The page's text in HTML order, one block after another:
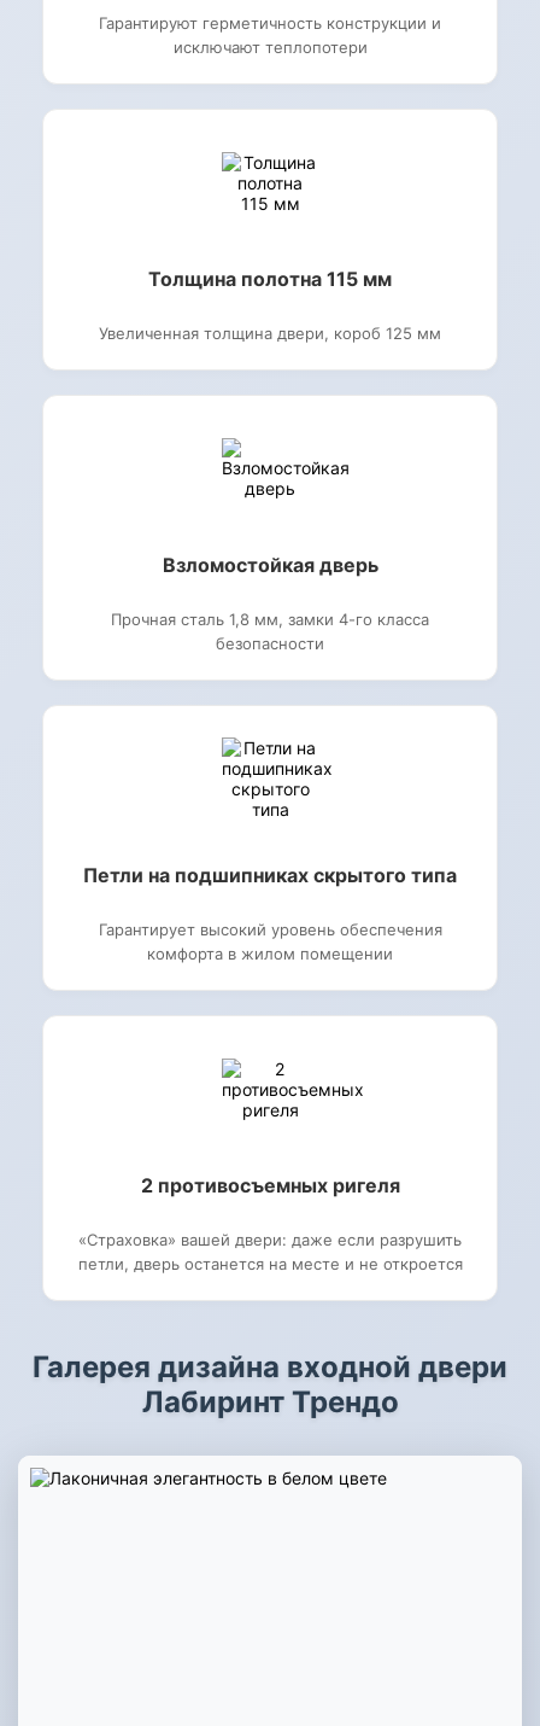
Гарантируют герметичность конструкции и
исключают теплопотери
Толщина полотна 115 мм
Увеличенная толщина двери, короб 125 мм
Взломостойкая дверь
Прочная сталь 1,8 мм, замки 4-го класса
безопасности
Петли на подшипниках скрытого типа
Гарантирует высокий уровень обеспечения
комфорта в жилом помещении
2 противосъемных ригеля
«Страховка» вашей двери: даже если разрушить
петли, дверь останется на месте и не откроется
Галерея дизайна входной двери
Лабиринт Трендо